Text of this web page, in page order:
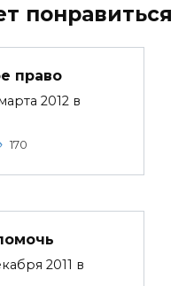
понравиться
право
2012 в
170
2011 в